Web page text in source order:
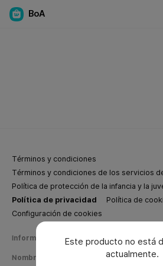
BoA
Términos y condiciones
Términos y condiciones de los servicios
Política de protección de la infancia y la
Política de privacidad
Política de
Configuración de cookies
Información de negocios de Weverse
Nombre de la empresa Weverse Company
Este producto no está
actualmente.